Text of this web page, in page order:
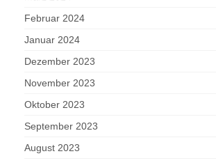
Februar 2024
Januar 2024
Dezember 2023
November 2023
Oktober 2023
September 2023
August 2023